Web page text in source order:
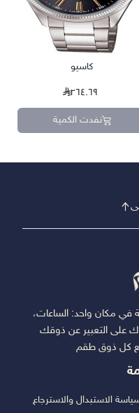
كاسيو
٢٦٤.٦٩
نفدت الكمية
في مكان واحد: الساعات،
على التعبير عن ذوقك
كل ذوق طقم
الاستبدال والاسترجاع